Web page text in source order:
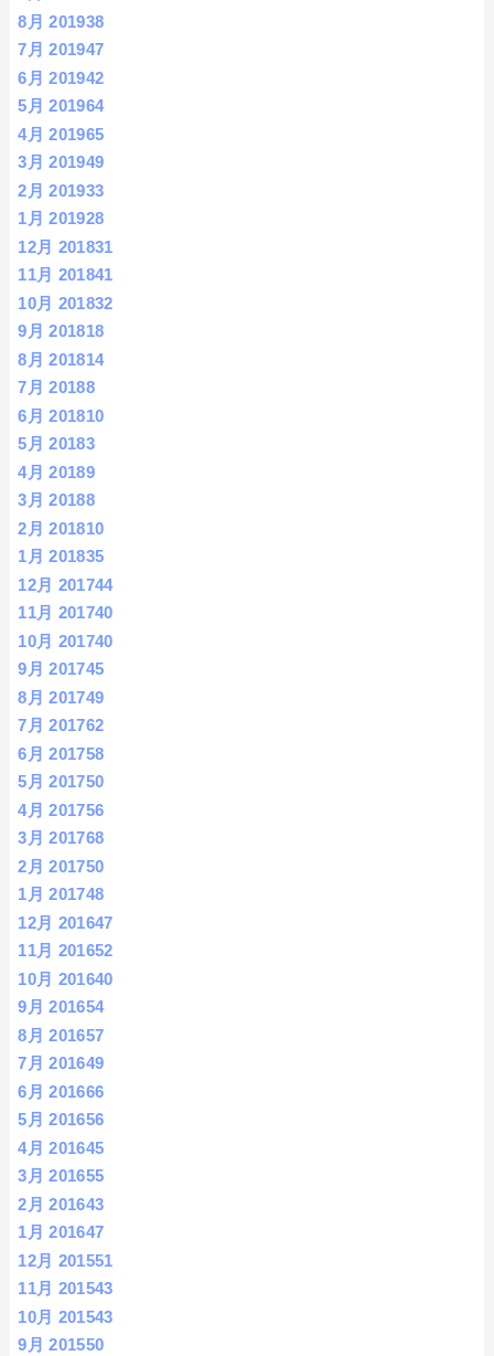
8月 201938
7月 201947
6月 201942
5月 201964
4月 201965
3月 201949
2月 201933
1月 201928
12月 201831
11月 201841
10月 201832
9月 201818
8月 201814
7月 20188
6月 201810
5月 20183
4月 20189
3月 20188
2月 201810
1月 201835
12月 201744
11月 201740
10月 201740
9月 201745
8月 201749
7月 201762
6月 201758
5月 201750
4月 201756
3月 201768
2月 201750
1月 201748
12月 201647
11月 201652
10月 201640
9月 201654
8月 201657
7月 201649
6月 201666
5月 201656
4月 201645
3月 201655
2月 201643
1月 201647
12月 201551
11月 201543
10月 201543
9月 201550